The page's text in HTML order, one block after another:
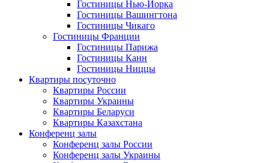
Гостиницы Нью-Йорка
Гостиницы Вашингтона
Гостиницы Чикаго
Гостиницы Франции
Гостиницы Парижа
Гостиницы Канн
Гостиницы Ниццы
Квартиры посуточно
Квартиры России
Квартиры Украины
Квартиры Беларуси
Квартиры Казахстана
Конференц залы
Конференц залы России
Конференц залы Украины